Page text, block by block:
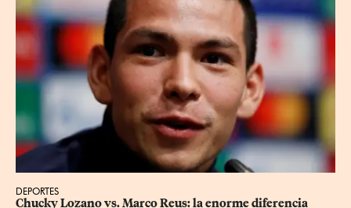
DEPORTES
Chucky Lozano vs. Marco Reus: la enorme diferencia